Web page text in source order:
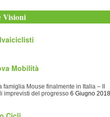
Visioni
Mobilità
famiglia Mouse finalmente in Italia – II
imprevisti del progresso 6 Giugno 2018